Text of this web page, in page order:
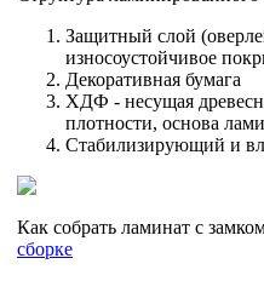
Защитный слой
износоустойчивое
Декоративная бумага
ХДФ - несущая
плотности, основа
Стабилизирующий и
Как собрать ламинат с
сборке